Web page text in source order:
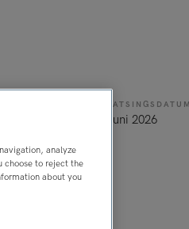
PLAATSINGSDATUM
11 juni 2026
analyze
choose to reject the
about you